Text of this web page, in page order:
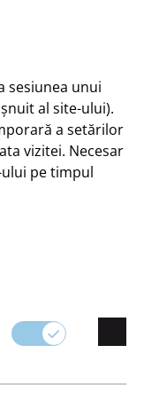
sesiunea unui
al site-ului).
a setărilor
vizitei. Necesar
pe timpul